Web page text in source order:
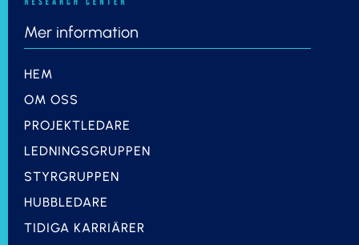
Mer information
HEM
OM OSS
PROJEKTLEDARE
LEDNINGSGRUPPEN
STYRGRUPPEN
HUBBLEDARE
TIDIGA KARRIÄRER